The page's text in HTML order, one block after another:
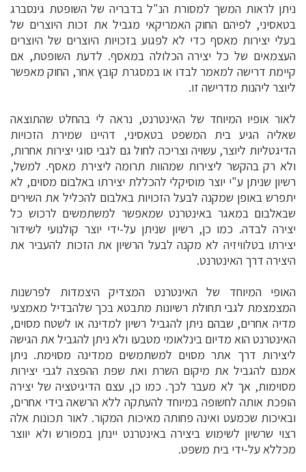
ניתן לראות המשך למסורת הנ"ל בדבריה של השופטת גינסברג
בטאסיני, לפיהם החוק האמריקאי מגביל את זכות היוצרים של
בעלי יצירות מאסף כדי לא לפגוע בזכויות היוצרים של היוצרים
העצמאים של כל יצירה הכלולה במאסף. לדעת השופטת, אם
קיימת דרישה למאמר לבדו או במסגרת קובץ אחר, החוק מאפשר
ליוצר ליהנות מדרישה זו.
לאור אופיו המיוחד של האינטרנט, נראה לי בהחלט שהתוצאה
שאליה הגיע בית המשפט בטאסיני, דהיינו שמירת הזכויות
הדיגטליות ליוצר, עשויה וצריכה לחול גם לגבי סוגי יצירות אחרות,
ולא רק בהקשר ליצירות שמהוות תרומה ליצירת מאסף. למשל,
רשיון שניתן ע"י יוצר מוסיקלי להכללת יצירתו באלבום מסוים, לא
יתפרש באופן שמקנה לבעל הזכויות באלבום להכליל את השירים
שבאלבום במאגר באינטרנט שמאפשר למשתמשים לרכוש כל
יצירה לבדה. כמו כן, רשיון שניתן על-ידי יוצר קולנועי לשידור
יצירתו בטלוויזיה לא מקנה לבעל הרשיון את הזכות להעביר את
היצירה דרך האינטרנט.
האופי המיוחד של האינטרנט המצדיק היצמדות לפרשנות
המצמצמת לגבי תחולת רשיונות מתבטא בכך שלהבדיל מאמצעי
מדיה אחרים, שבהם ניתן להגביל רשיון למדינה או לשטח מסוים,
האינטרנט הוא מדיום בינלאומי מטבעו ולא ניתן להגביל את הגישה
ליצירות דרך אתר מסוים למשתמשים ממדינה מסוימת. ניתן
אמנם להגביל את מיקום השרת ואת שפת ההפצה לגבי יצירות
מסוימות, אך לא מעבר לכך. כמו כן, עצם הדיגיטציה של יצירה
הופכת אותה לחשופה במיוחד להעתקה ללא הרשאה בידי אחרים,
ובאיכות שכמעט ואינה פחותה מאיכות המקור. לאור תכונות אלה
רצוי שרשיון לשימוש ביצירה באינטרנט יינתן במפורש ולא יווצר
מכללא על-ידי בית משפט.